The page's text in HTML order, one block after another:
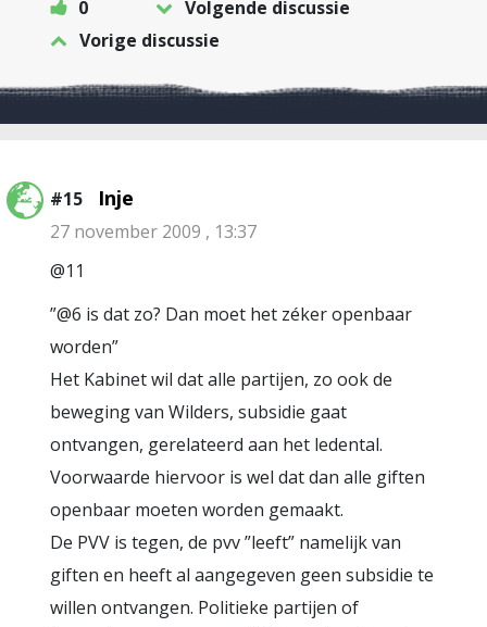
0
Volgende discussie
Vorige discussie
#15 Inje
27 november 2009 , 13:37
@11
”@6 is dat zo? Dan moet het zéker openbaar
worden”
Het Kabinet wil dat alle partijen, zo ook de
beweging van Wilders, subsidie gaat
ontvangen, gerelateerd aan het ledental.
Voorwaarde hiervoor is wel dat dan alle giften
openbaar moeten worden gemaakt.
De PVV is tegen, de pvv ”leeft” namelijk van
giften en heeft al aangegeven geen subsidie te
willen ontvangen. Politieke partijen of